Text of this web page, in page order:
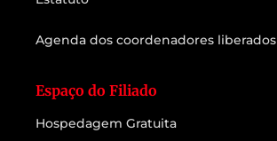
Agenda dos coordenadores liberados
Espaço do Filiado
Hospedagem Gratuita